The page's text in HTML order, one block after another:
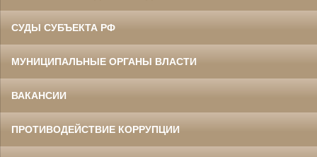
СУДЫ СУБЪЕКТА РФ
МУНИЦИПАЛЬНЫЕ ОРГАНЫ ВЛАСТИ
ВАКАНСИИ
ПРОТИВОДЕЙСТВИЕ КОРРУПЦИИ